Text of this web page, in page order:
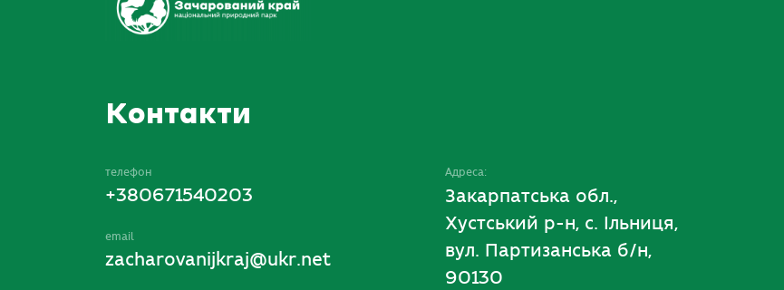
Контакти
телефон
+380671540203
email
zacharovanijkraj@ukr.net
Адреса:
Закарпатська обл.,
Хустський р-н, с. Ільниця,
вул. Партизанська б/н,
90130